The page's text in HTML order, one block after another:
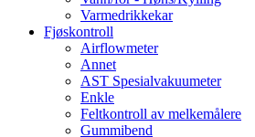
Varmedrikkekar
Fjøskontroll
Airflowmeter
Annet
AST Spesialvakuumeter
Enkle
Feltkontroll av melkemålere
Gummibend